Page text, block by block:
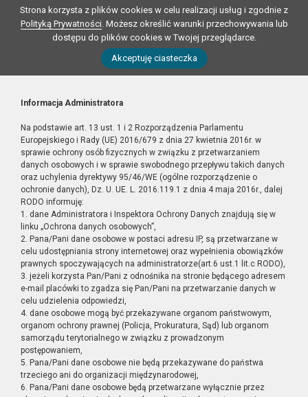
Strona korzysta z plików cookies w celu realizacji usług i zgodnie z
Polityką Prywatności. Możesz określić warunki przechowywania lub
dostępu do plików cookies w Twojej przeglądarce.
Akceptuję ciasteczka
Informacja Administratora
Na podstawie art. 13 ust. 1 i 2 Rozporządzenia Parlamentu
Europejskiego i Rady (UE) 2016/679 z dnia 27 kwietnia 2016r. w
sprawie ochrony osób fizycznych w związku z przetwarzaniem
danych osobowych i w sprawie swobodnego przepływu takich danych
oraz uchylenia dyrektywy 95/46/WE (ogólne rozporządzenie o
ochronie danych), Dz. U. UE. L. 2016.119.1 z dnia 4 maja 2016r., dalej
RODO informuję:
1. dane Administratora i Inspektora Ochrony Danych znajdują się w
linku „Ochrona danych osobowych”,
2. Pana/Pani dane osobowe w postaci adresu IP, są przetwarzane w
celu udostępniania strony internetowej oraz wypełnienia obowiązków
prawnych spoczywających na administratorze(art.6 ust.1 lit.c RODO),
3. jeżeli korzysta Pan/Pani z odnośnika na stronie będącego adresem
e-mail placówki to zgadza się Pan/Pani na przetwarzanie danych w
celu udzielenia odpowiedzi,
4. dane osobowe mogą być przekazywane organom państwowym,
organom ochrony prawnej (Policja, Prokuratura, Sąd) lub organom
samorządu terytorialnego w związku z prowadzonym
postępowaniem,
5. Pana/Pani dane osobowe nie będą przekazywane do państwa
trzeciego ani do organizacji międzynarodowej,
6. Pana/Pani dane osobowe będą przetwarzane wyłącznie przez